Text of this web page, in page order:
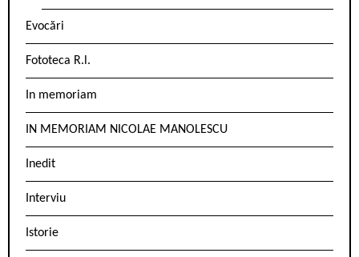
Evocări
Fototeca R.l.
In memoriam
IN MEMORIAM NICOLAE MANOLESCU
Inedit
Interviu
Istorie